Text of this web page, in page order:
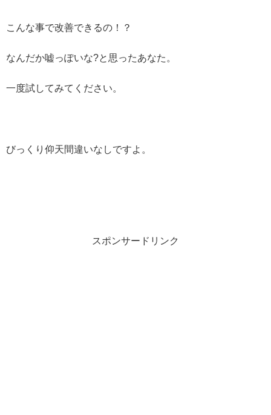
こんな事で改善できるの！？
なんだか嘘っぽいな?と思ったあなた。
一度試してみてください。
びっくり仰天間違いなしですよ。
スポンサードリンク